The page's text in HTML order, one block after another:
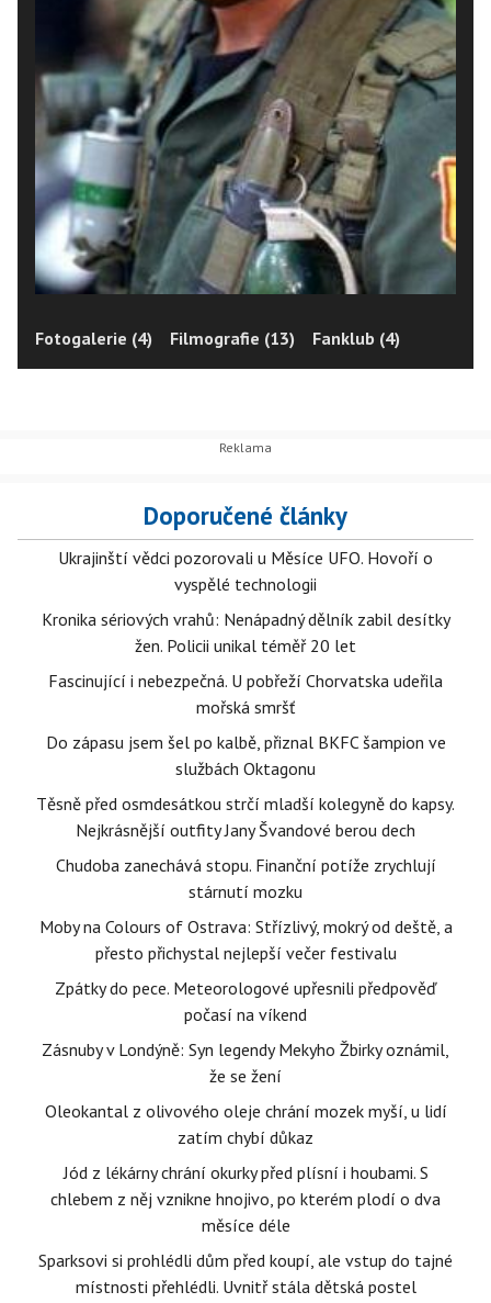
Fotogalerie (4) Filmografie (13) Fanklub (4)
Doporučené články
Ukrajinští vědci pozorovali u Měsíce UFO. Hovoří o
vyspělé technologii
Kronika sériových vrahů: Nenápadný dělník zabil desítky
žen. Policii unikal téměř 20 let
Fascinující i nebezpečná. U pobřeží Chorvatska udeřila
mořská smršť
Do zápasu jsem šel po kalbě, přiznal BKFC šampion ve
službách Oktagonu
Těsně před osmdesátkou strčí mladší kolegyně do kapsy.
Nejkrásnější outfity Jany Švandové berou dech
Chudoba zanechává stopu. Finanční potíže zrychlují
stárnutí mozku
Moby na Colours of Ostrava: Střízlivý, mokrý od deště, a
přesto přichystal nejlepší večer festivalu
Zpátky do pece. Meteorologové upřesnili předpověď
počasí na víkend
Zásnuby v Londýně: Syn legendy Mekyho Žbirky oznámil,
že se žení
Oleokantal z olivového oleje chrání mozek myší, u lidí
zatím chybí důkaz
Jód z lékárny chrání okurky před plísní i houbami. S
chlebem z něj vznikne hnojivo, po kterém plodí o dva
měsíce déle
Sparksovi si prohlédli dům před koupí, ale vstup do tajné
místnosti přehlédli. Uvnitř stála dětská postel